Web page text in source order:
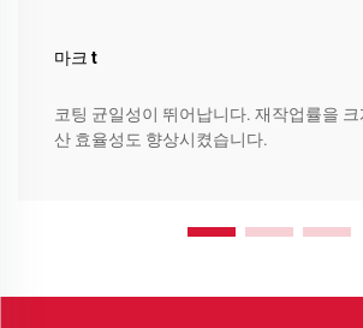
마크 t
코팅 균일성이 뛰어납니다. 재작업률을 크
산 효율성도 향상시켰습니다.